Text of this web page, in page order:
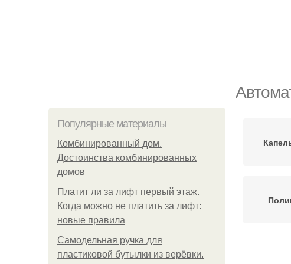
Популярные материалы
Комбинированный дом.
Достоинства комбинированных
домов
Платит ли за лифт первый этаж.
Когда можно не платить за лифт:
новые правила
Самодельная ручка для
пластиковой бутылки из верёвки.